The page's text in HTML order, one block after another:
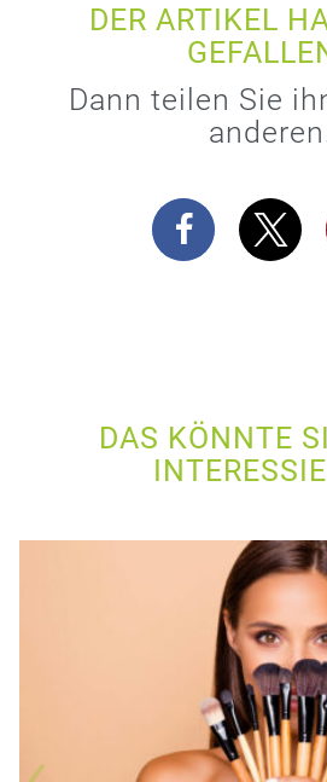
DER ARTIKEL
Dann teilen Sie
DAS KÖNNTE